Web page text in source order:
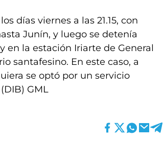
días viernes a las 21.15, con
Junín, y luego se detenía
en la estación Iriarte de General
santafesino. En este caso, a
se optó por un servicio
GML